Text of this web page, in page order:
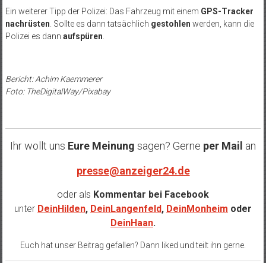
Ein weiterer Tipp der Polizei: Das Fahrzeug mit einem GPS-Tracker
nachrüsten. Sollte es dann tatsächlich gestohlen werden, kann die
Polizei es dann aufspüren.
Bericht: Achim Kaemmerer
Foto: TheDigitalWay/Pixabay
Ihr wollt uns Eure Meinung sagen? Gerne per Mail an
presse@anzeiger24.de
oder als Kommentar bei Facebook
unter DeinHilden, DeinLangenfeld, DeinMonheim oder
DeinHaan.
Euch hat unser Beitrag gefallen? Dann liked und teilt ihn gerne.